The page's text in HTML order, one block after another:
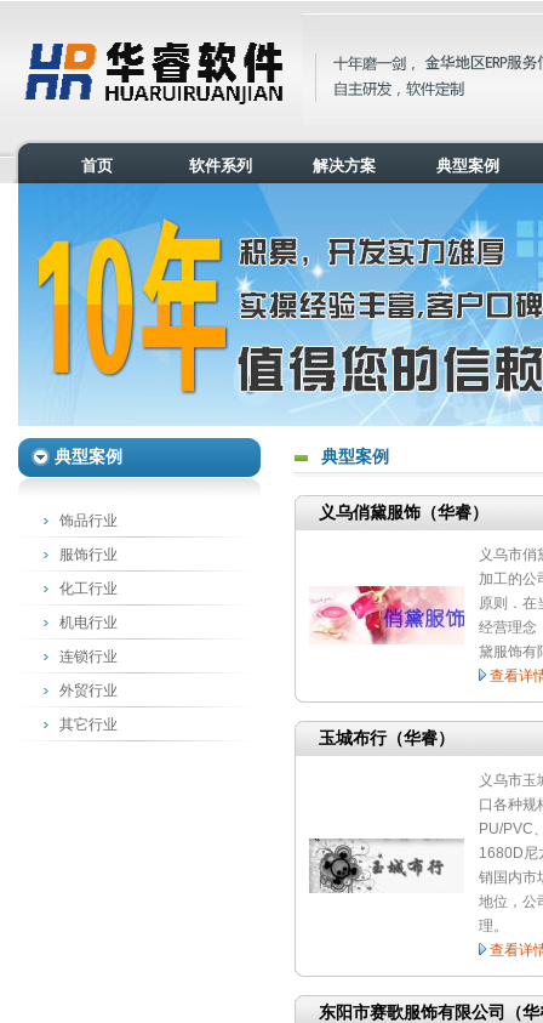
首页 软件系列 解决方案 典型案例
典型案例
饰品行业
服饰行业
化工行业
机电行业
连锁行业
外贸行业
其它行业
典型案例
义乌俏黛服饰（华睿）
义乌市俏
加工的公
原则．在
经营理念
黛服饰有
查看详
玉城布行（华睿）
义乌市玉
口各种规
PU/PVC
1680D尼
销国内市
地位，公
理。
查看详
东阳市赛歌服饰有限公司（